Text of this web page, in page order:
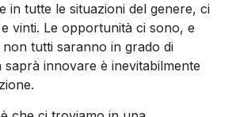
in tutte le situazioni del genere, ci
vinti. Le opportunità ci sono, e
tutti saranno in grado di
saprà innovare è inevitabilmente